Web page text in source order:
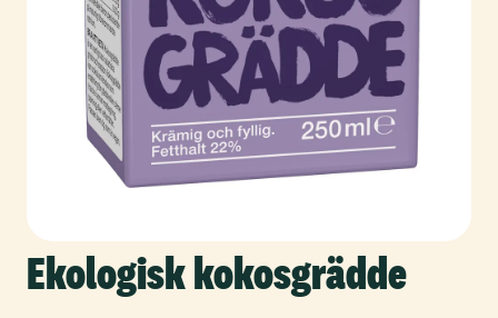
Ekologisk kokosgrädde